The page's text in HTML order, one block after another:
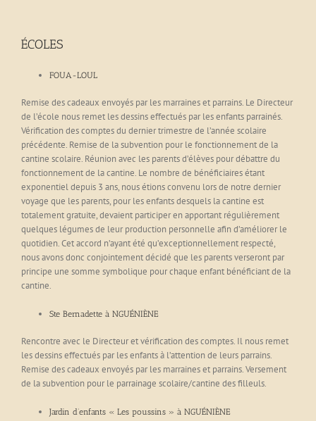
ÉCOLES
FOUA-LOUL
Remise des cadeaux envoyés par les marraines et parrains. Le Directeur
de l’école nous remet les dessins effectués par les enfants parrainés.
Vérification des comptes du dernier trimestre de l’année scolaire
précédente. Remise de la subvention pour le fonctionnement de la
cantine scolaire. Réunion avec les parents d’élèves pour débattre du
fonctionnement de la cantine. Le nombre de bénéficiaires étant
exponentiel depuis 3 ans, nous étions convenu lors de notre dernier
voyage que les parents, pour les enfants desquels la cantine est
totalement gratuite, devaient participer en apportant régulièrement
quelques légumes de leur production personnelle afin d’améliorer le
quotidien. Cet accord n’ayant été qu’exceptionnellement respecté,
nous avons donc conjointement décidé que les parents verseront par
principe une somme symbolique pour chaque enfant bénéficiant de la
cantine.
Ste Bernadette à NGUÉNIÈNE
Rencontre avec le Directeur et vérification des comptes. Il nous remet
les dessins effectués par les enfants à l’attention de leurs parrains.
Remise des cadeaux envoyés par les marraines et parrains. Versement
de la subvention pour le parrainage scolaire/cantine des filleuls.
Jardin d’enfants « Les poussins » à NGUÉNIÈNE